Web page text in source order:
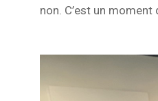
non. C’est un